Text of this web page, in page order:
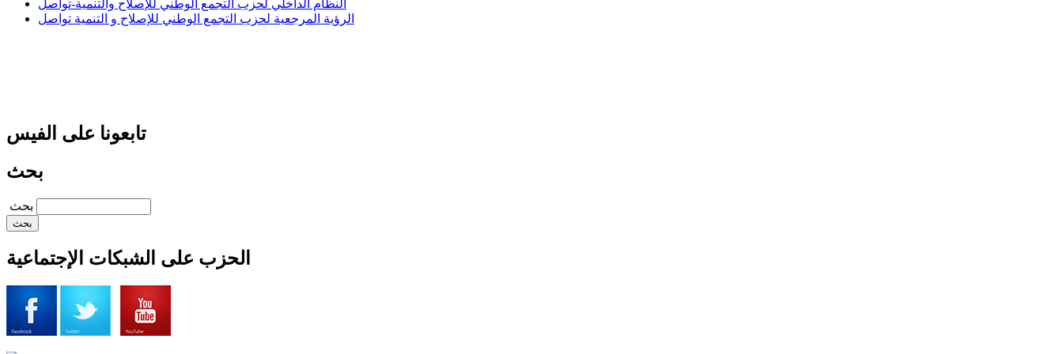
النظام الداخلي لحزب التجمع الوطني للإصلاح والتنمية-تواصل
الرؤية المرجعية لحزب التجمع الوطني للإصلاح و التنمية تواصل
تابعونا على الفيس
بحث
‏بحث ‏
الحزب على الشبكات الإجتماعية